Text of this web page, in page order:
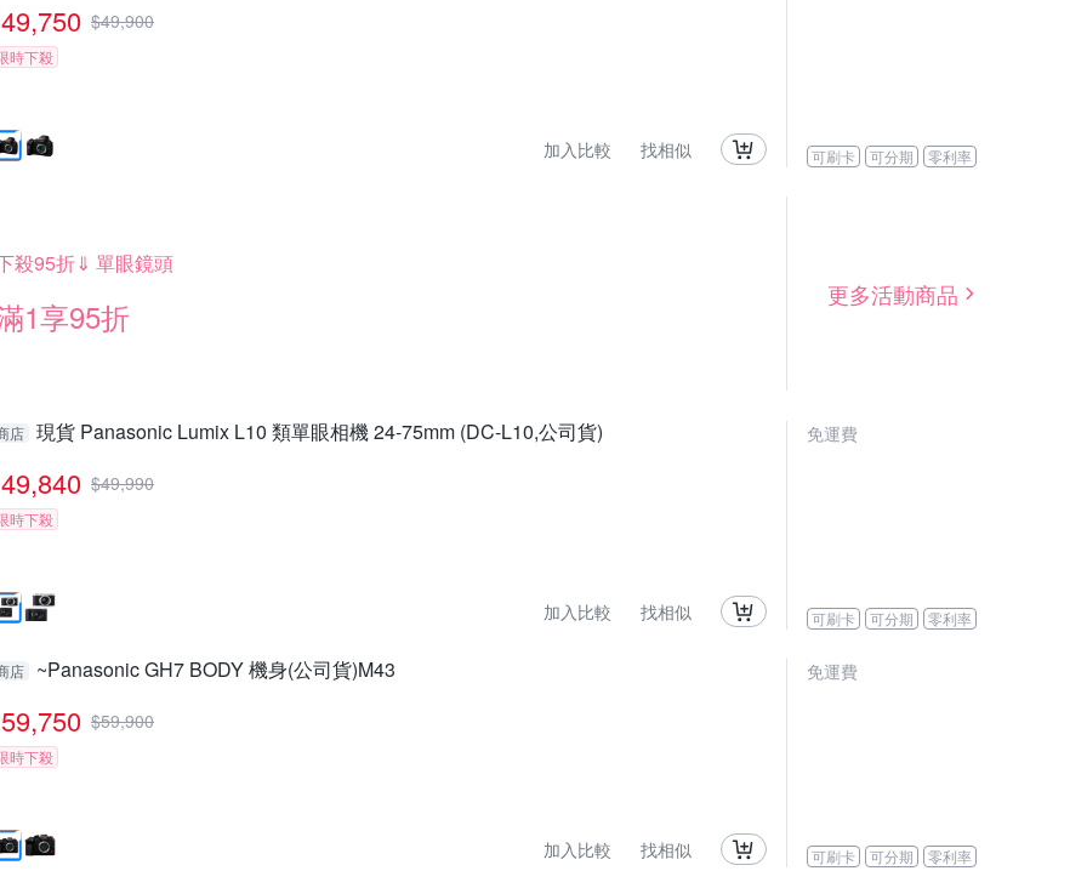
49,750 $49,900
時下殺
加入比較 找相似 可刷卡 可分期 零利率
殺95折⇓ 單眼鏡頭
1享95折
更多活動商品
店 現貨 Panasonic Lumix L10 類單眼相機 24-75mm (DC-L10,公司貨)
49,840 $49,990
時下殺
加入比較 找相似
免運費
可刷卡 可分期 零利率
店 ~Panasonic GH7 BODY 機身(公司貨)M43
59,750 $59,900
時下殺
加入比較 找相似
免運費
可刷卡 可分期 零利率